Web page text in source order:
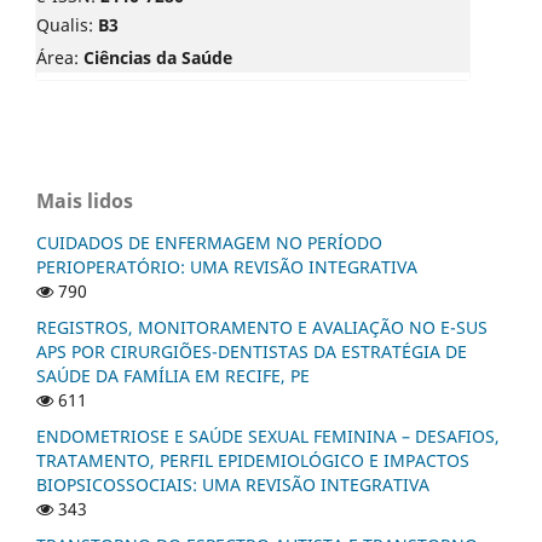
Qualis: B3
Área: Ciências da Saúde
Mais lidos
CUIDADOS DE ENFERMAGEM NO PERÍODO
PERIOPERATÓRIO: UMA REVISÃO INTEGRATIVA
790
REGISTROS, MONITORAMENTO E AVALIAÇÃO NO E-SUS
APS POR CIRURGIÕES-DENTISTAS DA ESTRATÉGIA DE
SAÚDE DA FAMÍLIA EM RECIFE, PE
611
ENDOMETRIOSE E SAÚDE SEXUAL FEMININA – DESAFIOS,
TRATAMENTO, PERFIL EPIDEMIOLÓGICO E IMPACTOS
BIOPSICOSSOCIAIS: UMA REVISÃO INTEGRATIVA
343